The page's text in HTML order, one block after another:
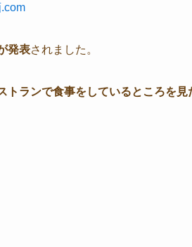
発表されました。
トランで食事をしているところを見